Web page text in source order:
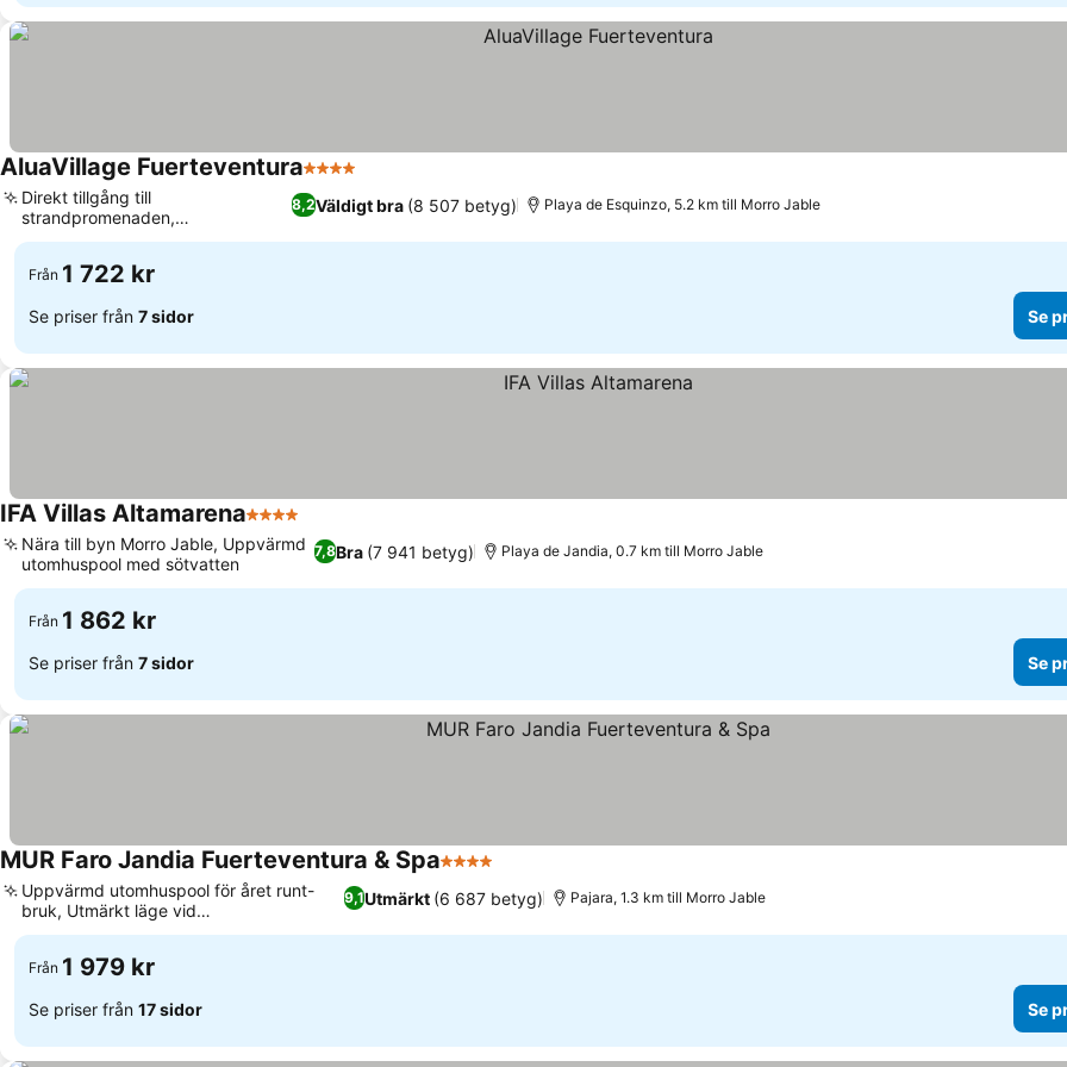
AluaVillage Fuerteventura4 Stjärnor
8,2Väldigt bra (8 507 betyg)
Direkt tillgång till
strandpromenaden,
Panoramautsikt över havet
Playa de Esquinzo, 5.2 km till Morro Jable
Från 1 722 kr
Se priser från 7 sidor Se
IFA Villas Altamarena4 Stjärnor
7,8Bra (7 941 betyg)
Nära till byn Morro Jable, Uppvärmd
utomhuspool med sötvatten
Playa de Jandia, 0.7 km till Morro Jable
Från 1 862 kr
Se priser från 7 sidor Se
MUR Faro Jandia Fuerteventura & Spa4 Stjärnor
9,1Utmärkt (6 687 betyg)
Uppvärmd utomhuspool för året runt-
bruk, Utmärkt läge vid
strandpromenaden
Pajara, 1.3 km till Morro Jable
Från 1 979 kr
Se priser från 17 sidor Se